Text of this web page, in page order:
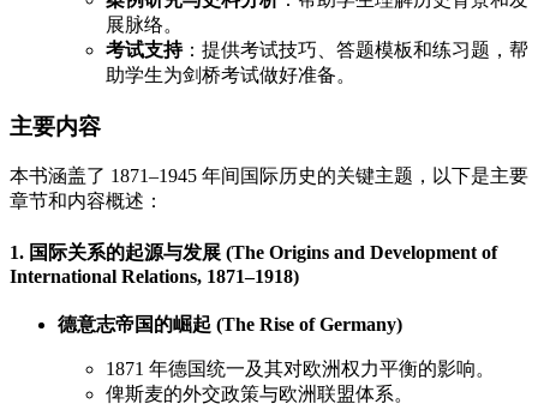
展脉络。
考试支持：提供考试技巧、答题模板和练习题，帮
助学生为剑桥考试做好准备。
主要内容
本书涵盖了 1871–1945 年间国际历史的关键主题，以下是主要
章节和内容概述：
1. 国际关系的起源与发展 (The Origins and Development of
International Relations, 1871–1918)
德意志帝国的崛起 (The Rise of Germany)
1871 年德国统一及其对欧洲权力平衡的影响。
俾斯麦的外交政策与欧洲联盟体系。